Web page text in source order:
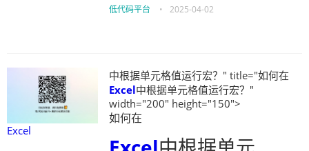
低代码平台 • 2025-04-02
Excel
中根据单元格值运行宏？" title="如何在
Excel中根据单元格值运行宏？"
width="200" height="150">
如何在